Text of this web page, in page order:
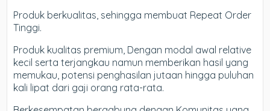
Produk berkualitas, sehingga membuat Repeat Order
Tinggi.
Produk kualitas premium, Dengan modal awal relative
kecil serta terjangkau namun memberikan hasil yang
memukau, potensi penghasilan jutaan hingga puluhan
kali lipat dari gaji orang rata-rata.